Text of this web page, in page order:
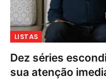
LISTAS
Dez séries
sua atenção